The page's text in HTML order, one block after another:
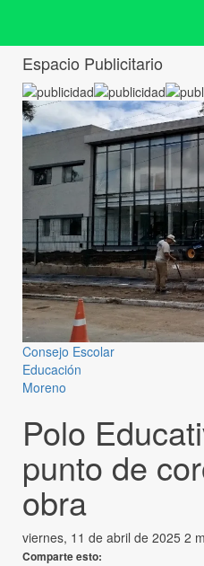
Espacio Publicitario
Consejo Escolar
Educación
Moreno
Polo
punto de
obra
viernes, 11 de abril de 2025 2
Comparte esto: